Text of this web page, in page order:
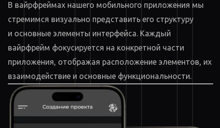
В вайрфреймах нашего мобильного приложения мы
стремимся визуально представить его структуру
и основные элементы интерфейса. Каждый
вайрфрейм фокусируется на конкретной части
приложения, отображая расположение элементов, их
взаимодействие и основные функциональности.